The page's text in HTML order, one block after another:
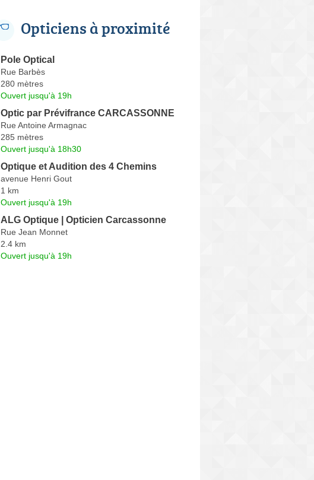
Opticiens à proximité
Pole Optical
Rue Barbès
280 mètres
Ouvert jusqu'à 19h
Optic par Prévifrance CARCASSONNE
Rue Antoine Armagnac
285 mètres
Ouvert jusqu'à 18h30
Optique et Audition des 4 Chemins
avenue Henri Gout
1 km
Ouvert jusqu'à 19h
ALG Optique | Opticien Carcassonne
Rue Jean Monnet
2.4 km
Ouvert jusqu'à 19h